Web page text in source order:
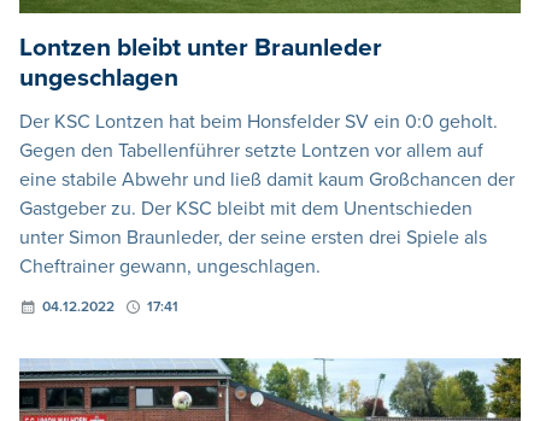
Lontzen bleibt unter Braunleder
ungeschlagen
Der KSC Lontzen hat beim Honsfelder SV ein 0:0 geholt.
Gegen den Tabellenführer setzte Lontzen vor allem auf
eine stabile Abwehr und ließ damit kaum Großchancen der
Gastgeber zu. Der KSC bleibt mit dem Unentschieden
unter Simon Braunleder, der seine ersten drei Spiele als
Cheftrainer gewann, ungeschlagen.
04.12.2022 17:41